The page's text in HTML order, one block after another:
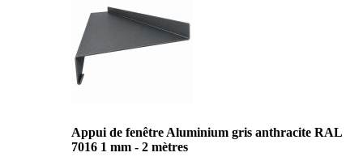
Appui de fenêtre Aluminium gris anthracite RAL
7016 1 mm - 2 mètres